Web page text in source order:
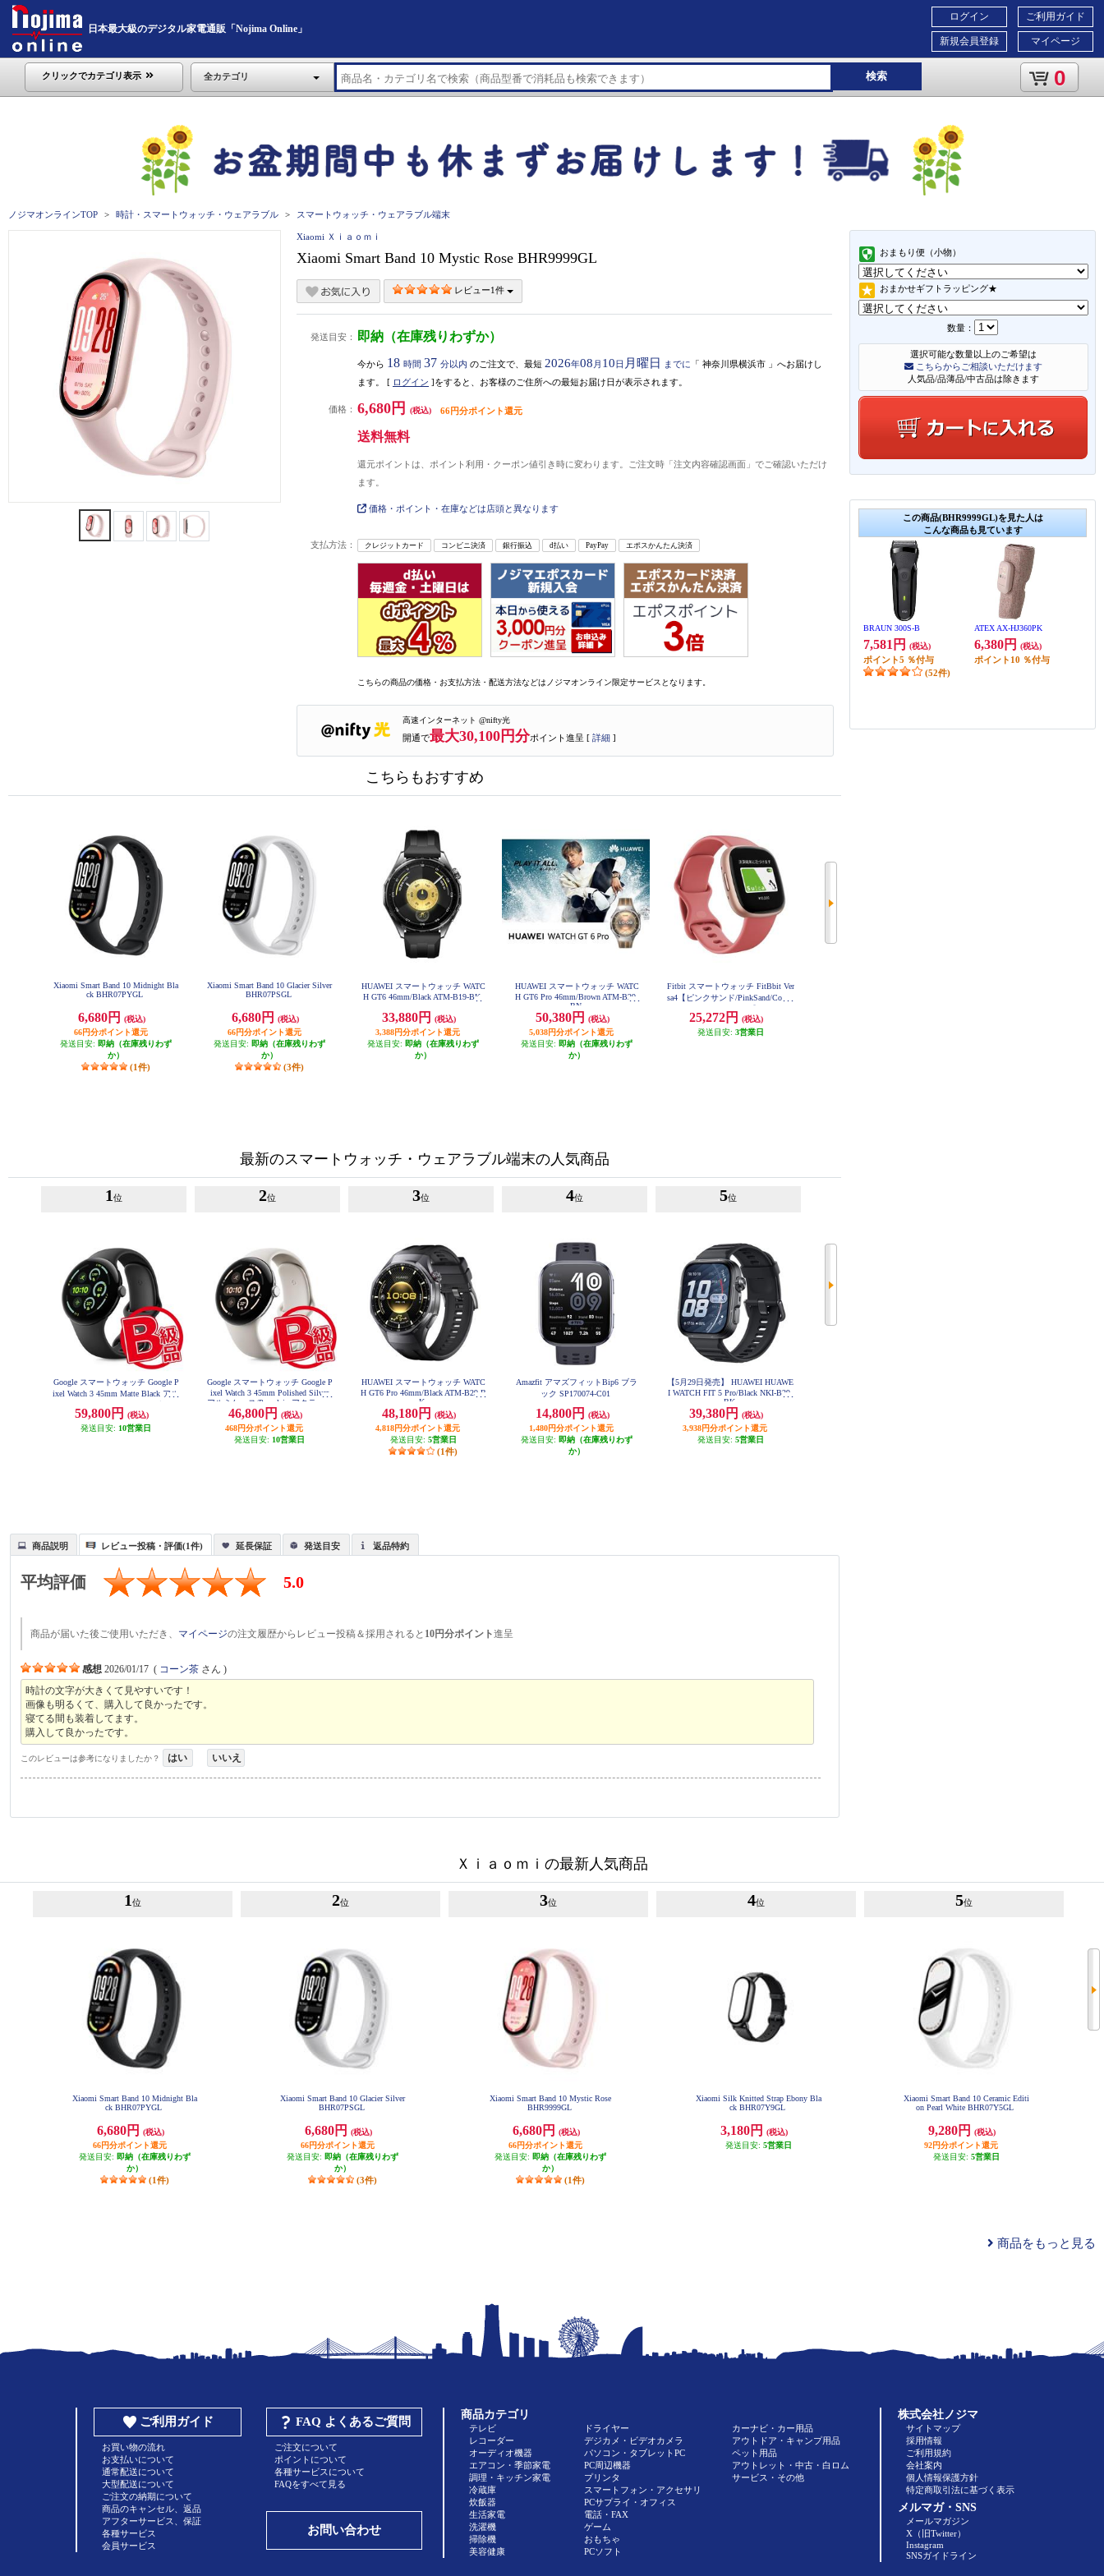
日本最大級のデジタル家電通販「Nojima Online」
ご利用ガイド
マイページ
ログイン
新規会員登録
クリックでカテゴリ表示 全カテゴリ 検索 0
ノジマオンラインTOP 時計・スマートウォッチ・ウェアラブル スマートウォッチ・ウェアラブル端末
おまもり便（小物）
おまかせギフトラッピング★
数量：
選択可能な数量以上のご希望は
こちらからご相談いただけます
人気品/品薄品/中古品は除きます
この商品(BHR9999GL)を見た人は
こんな商品も見ています
BRAUN 300S-B
7,581円 (税込)
ポイント5 ％付与
(52件)
ATEX AX-HJ360PK
6,380円 (税込)
ポイント 10 ％付与
Xiaomi Ｘｉａｏｍｉ
Xiaomi Smart Band 10 Mystic Rose BHR9999GL
レビュー1件
発送目安： 即納（在庫残りわずか）
今から 18 時間 37 分以内 のご注文で、最短 2026年08 月 10日 月曜日 までに 「 神奈川県横浜市 」 へお届けし
ます。 [ ログイン ]をすると、お客様のご住所への最短お届け日が表示されます。
価格： 6,680円 (税込) 66円分ポイント還元
送料無料
還元ポイントは、ポイント利用・クーポン値引き時に変わります。ご注文時「注文内容確認画面」でご確認いただけ
ます。
価格・ポイント・在庫などは店頭と異なります
支払方法： クレジットカード コンビニ決済 銀行振込 d払い PayPay エポスかんたん決済
こちらの商品の価格・お支払方法・配送方法などはノジマオンライン限定サービスとなります。
高速インターネット @nifty光
開通で最大30,100円分ポイント進呈 [ 詳細 ]
こちらもおすすめ
Xiaomi Smart Band 10 Midnight Bla
ck BHR07PYGL
6,680円
(税込)
66円分ポイント還元
発送目安: 即納（在庫残りわず
か）
(1件)
Xiaomi Smart Band 10 Glacier Silver
BHR07PSGL
6,680円
(税込)
66円分ポイント還元
発送目安: 即納（在庫残りわず
か）
(3件)
HUAWEI スマートウォッチ WATC
H GT6 46mm/Black ATM-B19-BK
33,880円
(税込)
3,388円分ポイント還元
発送目安: 即納（在庫残りわず
か）
HUAWEI スマートウォッチ WATC
H GT6 Pro 46mm/Brown ATM-B29-
BN
50,380円
(税込)
5,038円分ポイント還元
発送目安: 即納（在庫残りわず
か）
Fitbit スマートウォッチ FitBbit Ver
sa4【ピンクサンド/PinkSand/Coppe
GRW-FRCJK
25,272円
(税込)
発送目安: 3営業日
最新のスマートウォッチ・ウェアラブル端末の人気商品
1 位
Google スマートウォッチ Google P
ixel Watch 3 45mm Matte Black アル
ド Wi-Fiモデル GA05785US
59,800円
(税込)
発送目安: 10営業日
2位
Google スマートウォッチ Google P
ixel Watch 3 45mm Polished Silver
アルミケース/Porcelain アクティブ
バンド Wi-Fiモデル GA05736US
46,800円
(税込)
468円分ポイント還元
発送目安: 10営業日
3位
HUAWEI スマートウォッチ WATC
H GT6 Pro 46mm/Black ATM-B29-B
K
48,180円
(税込)
4,818円分ポイント還元
発送目安: 5営業日
(1件)
4位
Amazfit アマズフィットBip6 ブラ
ック SP170074-C01
14,800円
(税込)
1,480円分ポイント還元
発送目安: 即納（在庫残りわず
か）
5位
【5月29日発売】 HUAWEI HUAWE
I WATCH FIT 5 Pro/Black NKI-B29-
BK
39,380円
(税込)
3,938円分ポイント還元
発送目安: 5営業日
商品説明 レビュー投稿・評価(1件) 延長保証 発送目安 返品特約
平均評価 5.0
商品が届いた後ご使用いただき、 マイページの注文履歴からレビュー投稿＆採用されると 10円分ポイント進呈
感想 2026/01/17 ( コーン茶 さん )
時計の文字が大きくて見やすいです！
画像も明るくて、購入して良かったです。
寝てる間も装着してます。
購入して良かったです。
このレビューは参考になりましたか？ はい いいえ
Ｘｉａｏｍｉの最新人気商品
1 位
Xiaomi Smart Band 10 Midnight Bla
ck BHR07PYGL
6,680円
(税込)
66円分ポイント還元
発送目安: 即納（在庫残りわず
か）
(1件)
2位
Xiaomi Smart Band 10 Glacier Silver
BHR07PSGL
6,680円
(税込)
66円分ポイント還元
発送目安: 即納（在庫残りわず
か）
(3件)
3位
Xiaomi Smart Band 10 Mystic Rose
BHR9999GL
6,680円
(税込)
66円分ポイント還元
発送目安: 即納（在庫残りわず
か）
(1件)
4位
Xiaomi Silk Knitted Strap Ebony Bla
ck BHR07Y9GL
3,180円
(税込)
発送目安: 5営業日
5位
Xiaomi Smart Band 10 Ceramic Editi
on Pearl White BHR07Y5GL
9,280円
(税込)
92円分ポイント還元
発送目安: 5営業日
商品をもっと見る
ご利用ガイド
お買い物の流れ
お支払いについて
通常配送について
大型配送について
ご注文の納期について
商品のキャンセル、返品
アフターサービス、保証
各種サービス
会員サービス
FAQ よくあるご質問
ご注文について
ポイントについて
各種サービスについて
FAQをすべて見る
お問い合わせ
商品カテゴリ
テレビ
レコーダー
オーディオ機器
エアコン・季節家電
調理・キッチン家電
冷蔵庫
炊飯器
生活家電
洗濯機
掃除機
美容健康
ドライヤー
デジカメ・ビデオカメラ
パソコン・タブレットPC
PC周辺機器
プリンタ
スマートフォン・アクセサリ
PCサプライ・オフィス
電話・FAX
ゲーム
おもちゃ
PCソフト
カーナビ・カー用品
アウトドア・キャンプ用品
ペット用品
アウトレット・中古・白ロム
サービス・その他
株式会社ノジマ
サイトマップ
採用情報
ご利用規約
会社案内
個人情報保護方針
特定商取引法に基づく表示
メルマガ・SNS
メールマガジン
X（旧Twitter）
Instagram
SNSガイドライン